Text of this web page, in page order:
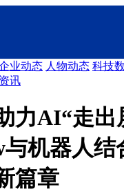
业动态 人物动态 科技
讯
力AI“走出
与机器人结
篇章